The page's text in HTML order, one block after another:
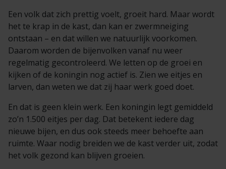
Een volk dat zich prettig voelt, groeit hard. Maar wordt
het te krap in de kast, dan kan er zwermneiging
ontstaan – en dat willen we natuurlijk voorkomen.
Daarom worden de bijenvolken vanaf nu weer
regelmatig gecontroleerd. We letten op de groei en
kijken of de koningin nog actief is. Zien we eitjes en
larven, dan weten we dat zij haar werk goed doet.
En dat is geen klein werk. Een koningin legt gemiddeld
zo’n 1.500 eitjes per dag. Dat betekent iedere dag
nieuwe bijen, en dus ook steeds meer behoefte aan
ruimte. Waar nodig breiden we de kast verder uit, zodat
het volk gezond kan blijven groeien.